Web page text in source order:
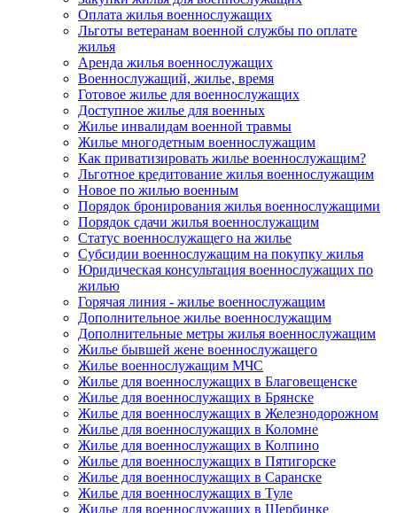
Оплата жилья военнослужащих
Льготы ветеранам военной службы по оплате
жилья
Аренда жилья военнослужащих
Военнослужащий, жилье, время
Готовое жилье для военнослужащих
Доступное жилье для военных
Жилье инвалидам военной травмы
Жилье многодетным военнослужащим
Как приватизировать жилье военнослужащим?
Льготное кредитование жилья военнослужащим
Новое по жилью военным
Порядок бронирования жилья военнослужащими
Порядок сдачи жилья военнослужащим
Статус военнослужащего на жилье
Субсидии военнослужащим на покупку жилья
Юридическая консультация военнослужащих по
жилью
Горячая линия - жилье военнослужащим
Дополнительное жилье военнослужащим
Дополнительные метры жилья военнослужащим
Жилье бывшей жене военнослужащего
Жилье военнослужащим МЧС
Жилье для военнослужащих в Благовещенске
Жилье для военнослужащих в Брянске
Жилье для военнослужащих в Железнодорожном
Жилье для военнослужащих в Коломне
Жилье для военнослужащих в Колпино
Жилье для военнослужащих в Пятигорске
Жилье для военнослужащих в Саранске
Жилье для военнослужащих в Туле
Жилье для военнослужащих в Щербинке